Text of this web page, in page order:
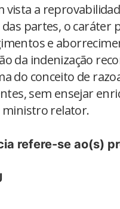
vista a
partes, o caráter
e
da indenização
do conceito de
sem ensejar
ministro relator.
refere-se ao(s)